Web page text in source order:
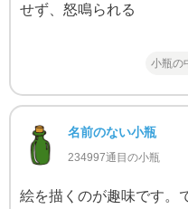
せず、怒鳴られる
小瓶の
名前のない小瓶
234997通目の小瓶
絵を描くのが趣味です。